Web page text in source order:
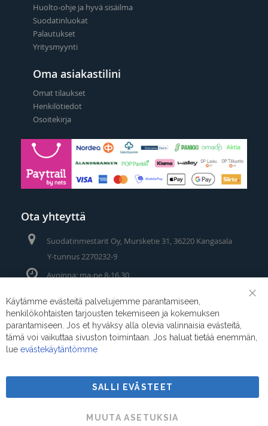
Huolto-ohje ja hyvä sisäilma
Suodatinluokat
Palautukset
Yritysmyynti
Oma asiakastilini
Omat tilaukset
Henkilötiedot
Osoitekirja
Ota yhteyttä
Suodatinmestarit Oy, Mursketie 31, 36220 Kangasala
Y-tunnus 2270232-9
Avoinna: ma-pe 8-16.30
Puhelin/Whatsapp:
Sähköposti:myynti@suodatinmestarit.fi
Suodatinmestarit © 2026
Käytämme evästeitä palvelujemme parantamiseen,
henkilökohtaisten tarjousten tekemiseen ja kokemuksen
parantamiseen. Jos et hyväksy alla olevia valinnaisia evästeitä,
tämä voi vaikuttaa sivuston toimintaan. Jos haluat tietää enemmän,
lue evästekäytäntömme
SALLI EVÄSTEET
MUUTA ASETUKSIA